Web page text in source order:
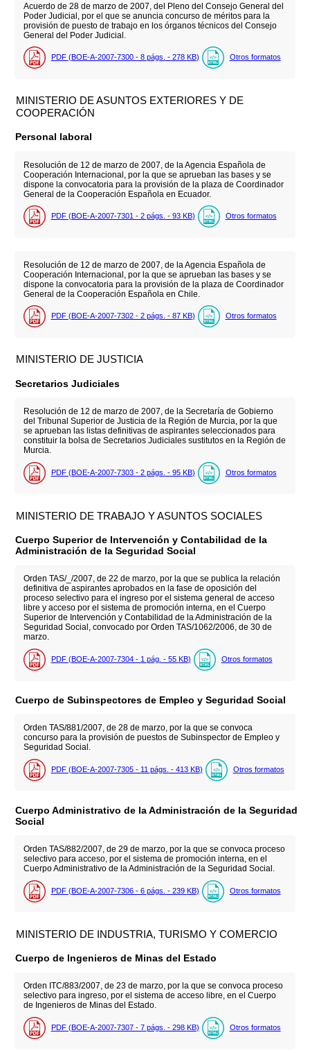
Acuerdo de 28 de marzo de 2007, del Pleno del Consejo General del
Poder Judicial, por el que se anuncia concurso de méritos para la
provisión de puesto de trabajo en los órganos técnicos del Consejo
General del Poder Judicial.
PDF (BOE-A-2007-7300 - 8 págs. - 278 KB) Otros formatos
MINISTERIO DE ASUNTOS EXTERIORES Y DE
COOPERACIÓN
Personal laboral
Resolución de 12 de marzo de 2007, de la Agencia Española de
Cooperación Internacional, por la que se aprueban las bases y se
dispone la convocatoria para la provisión de la plaza de Coordinador
General de la Cooperación Española en Ecuador.
PDF (BOE-A-2007-7301 - 2 págs. - 93 KB) Otros formatos
Resolución de 12 de marzo de 2007, de la Agencia Española de
Cooperación Internacional, por la que se aprueban las bases y se
dispone la convocatoria para la provisión de la plaza de Coordinador
General de la Cooperación Española en Chile.
PDF (BOE-A-2007-7302 - 2 págs. - 87 KB) Otros formatos
MINISTERIO DE JUSTICIA
Secretarios Judiciales
Resolución de 12 de marzo de 2007, de la Secretaría de Gobierno
del Tribunal Superior de Justicia de la Región de Murcia, por la que
se aprueban las listas definitivas de aspirantes seleccionados para
constituir la bolsa de Secretarios Judiciales sustitutos en la Región de
Murcia.
PDF (BOE-A-2007-7303 - 2 págs. - 95 KB) Otros formatos
MINISTERIO DE TRABAJO Y ASUNTOS SOCIALES
Cuerpo Superior de Intervención y Contabilidad de la
Administración de la Seguridad Social
Orden TAS/_/2007, de 22 de marzo, por la que se publica la relación
definitiva de aspirantes aprobados en la fase de oposición del
proceso selectivo para el ingreso por el sistema general de acceso
libre y acceso por el sistema de promoción interna, en el Cuerpo
Superior de Intervención y Contabilidad de la Administración de la
Seguridad Social, convocado por Orden TAS/1062/2006, de 30 de
marzo.
PDF (BOE-A-2007-7304 - 1 pág. - 55 KB) Otros formatos
Cuerpo de Subinspectores de Empleo y Seguridad Social
Orden TAS/881/2007, de 28 de marzo, por la que se convoca
concurso para la provisión de puestos de Subinspector de Empleo y
Seguridad Social.
PDF (BOE-A-2007-7305 - 11 págs. - 413 KB) Otros formatos
Cuerpo Administrativo de la Administración de la Seguridad
Social
Orden TAS/882/2007, de 29 de marzo, por la que se convoca proceso
selectivo para acceso, por el sistema de promoción interna, en el
Cuerpo Administrativo de la Administración de la Seguridad Social.
PDF (BOE-A-2007-7306 - 6 págs. - 239 KB) Otros formatos
MINISTERIO DE INDUSTRIA, TURISMO Y COMERCIO
Cuerpo de Ingenieros de Minas del Estado
Orden ITC/883/2007, de 23 de marzo, por la que se convoca proceso
selectivo para ingreso, por el sistema de acceso libre, en el Cuerpo
de Ingenieros de Minas del Estado.
PDF (BOE-A-2007-7307 - 7 págs. - 298 KB) Otros formatos